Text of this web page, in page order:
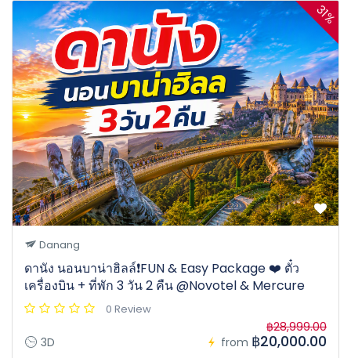
31%
Danang
ดานัง นอนบาน่าฮิลล์❗️FUN & Easy Package ❤️ ตั๋ว
เครื่องบิน + ที่พัก 3 วัน 2 คืน @Novotel & Mercure
0 Review
3D from
฿28,999.00
฿20,000.00